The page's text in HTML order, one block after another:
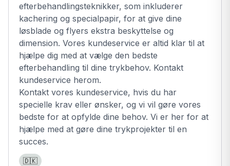
efterbehandlingsteknikker, som inkluderer
kachering og specialpapir, for at give dine
løsblade og flyers ekstra beskyttelse og
dimension. Vores kundeservice er altid klar til at
hjælpe dig med at vælge den bedste
efterbehandling til dine trykbehov. Kontakt
kundeservice herom.
Kontakt vores kundeservice, hvis du har
specielle krav eller ønsker, og vi vil gøre vores
bedste for at opfylde dine behov. Vi er her for at
hjælpe med at gøre dine trykprojekter til en
succes.
🇩🇰